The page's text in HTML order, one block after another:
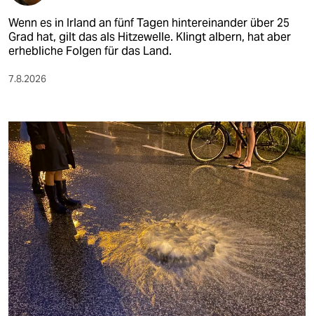
Wenn es in Irland an fünf Tagen hintereinander über 25
Grad hat, gilt das als Hitzewelle. Klingt albern, hat aber
erhebliche Folgen für das Land.
7.8.2026